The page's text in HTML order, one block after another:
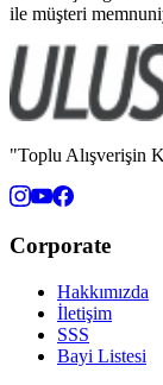
ile müşteri
"Toplu Alışverişin
Corporate
Hakkımızda
İletişim
SSS
Bayi Listesi